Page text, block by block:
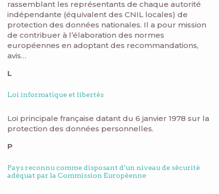
rassemblant les représentants de chaque autorité
indépendante (équivalent des CNIL locales) de
protection des données nationales. Il a pour mission
de contribuer à l’élaboration des normes
européennes en adoptant des recommandations,
avis…
L
Loi informatique et libertés
Loi principale française datant du 6 janvier 1978 sur la
protection des données personnelles.
P
Pays reconnu comme disposant d’un niveau de sécurité
adéquat par la Commission Européenne